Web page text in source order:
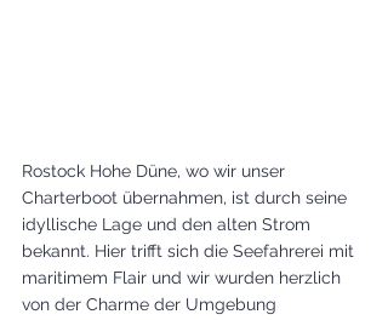
Rostock Hohe Düne, wo wir unser
Charterboot übernahmen, ist durch seine
idyllische Lage und den alten Strom
bekannt. Hier trifft sich die Seefahrerei mit
maritimem Flair und wir wurden herzlich
von der Charme der Umgebung